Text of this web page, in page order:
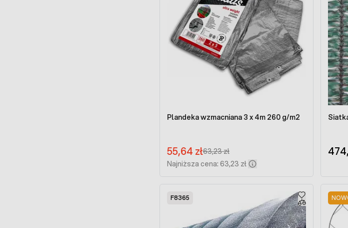
Plandeka wzmacniana 3 x 4m 260 g/m2
Cena promocyjna:
55,64 złRegular Price:
63,23 zł
Najniższa cena: 63,23 zł
F8365